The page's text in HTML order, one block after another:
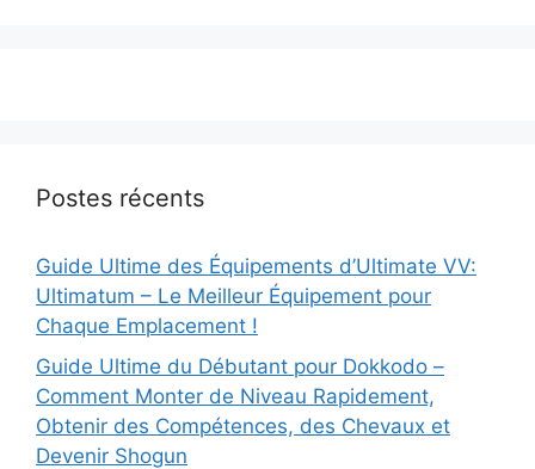
Postes récents
Guide Ultime des Équipements d’Ultimate VV:
Ultimatum – Le Meilleur Équipement pour
Chaque Emplacement !
Guide Ultime du Débutant pour Dokkodo –
Comment Monter de Niveau Rapidement,
Obtenir des Compétences, des Chevaux et
Devenir Shogun